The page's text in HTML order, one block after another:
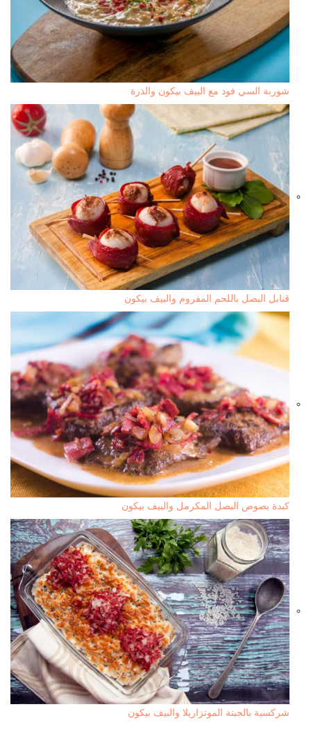
شوربة السي فود مع البيف بيكون والذرة
قنابل البصل باللحم المفروم والبيف بيكون
كبدة بصوص البصل المكرمل والبيف بيكون
شركسية بالجبنة الموتزاريلا والبيف بيكون